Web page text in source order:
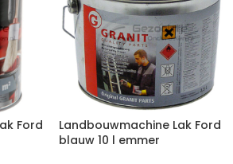
Ford
Landbouwmachine Lak Ford
blauw 10 l emmer